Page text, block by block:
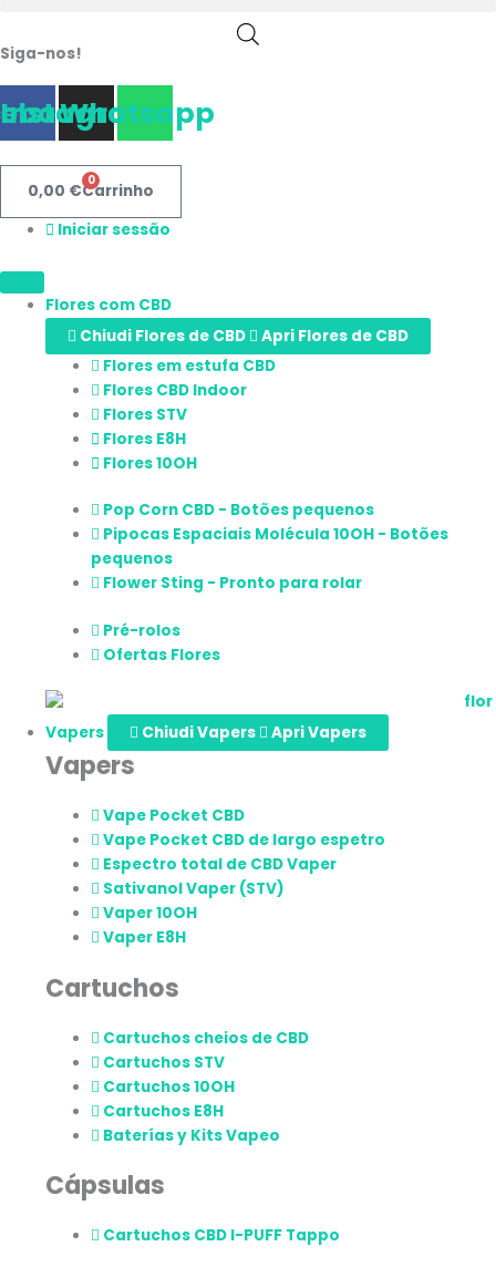
o
conteúdo
Siga-nos!
Instagram
Whatsapp
0,00 €
0
Carrinho
Iniciar sessão
Flores com CBD
Chiudi Flores de CBD
Apri Flores de CBD
Flores em estufa CBD
Flores CBD Indoor
Flores STV
Flores E8H
Flores 10OH
Pop Corn CBD - Botões pequenos
Pipocas Espaciais Molécula 10OH - Botões
pequenos
Flower Sting - Pronto para rolar
Pré-rolos
Ofertas Flores
Vapers Chiudi Vapers Apri Vapers
Vapers
Vape Pocket CBD
Vape Pocket CBD de largo espetro
Espectro total de CBD Vaper
Sativanol Vaper (STV)
Vaper 10OH
Vaper E8H
Cartuchos
Cartuchos cheios de CBD
Cartuchos STV
Cartuchos 10OH
Cartuchos E8H
Baterías y Kits Vapeo
Cápsulas
Cartuchos CBD I-PUFF Tappo